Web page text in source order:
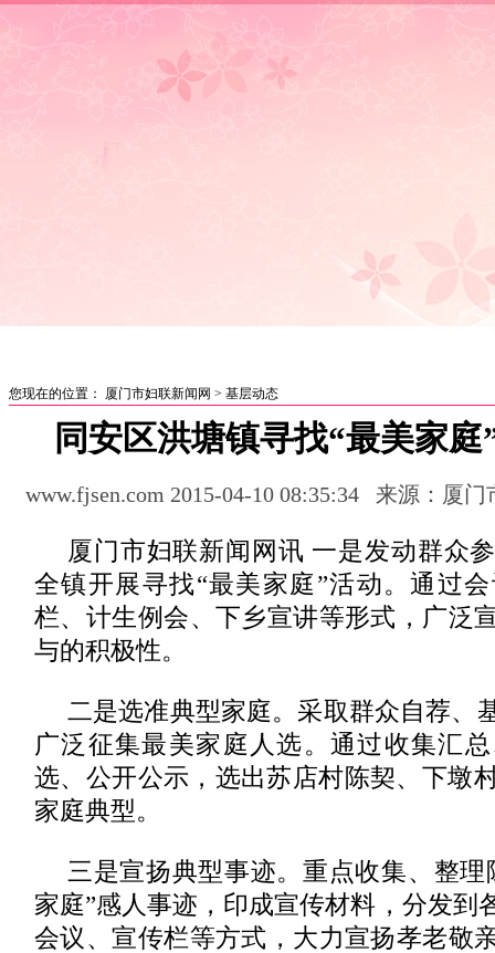
您现在的位置： 厦门市妇联新闻网 > 基层动态
同安区洪塘镇寻找“最美家
www.fjsen.com 2015-04-10 08:35:34 来源：厦门
厦门市妇联新闻网讯 一是发动群众
全镇开展寻找“最美家庭”活动。通过
栏、计生例会、下乡宣讲等形式，广泛
与的积极性。
二是选准典型家庭。采取群众自荐、
广泛征集最美家庭人选。通过收集汇
选、公开公示，选出苏店村陈契、下墩
家庭典型。
三是宣扬典型事迹。重点收集、整
家庭”感人事迹，印成宣传材料，分发到
会议、宣传栏等方式，大力宣扬孝老敬